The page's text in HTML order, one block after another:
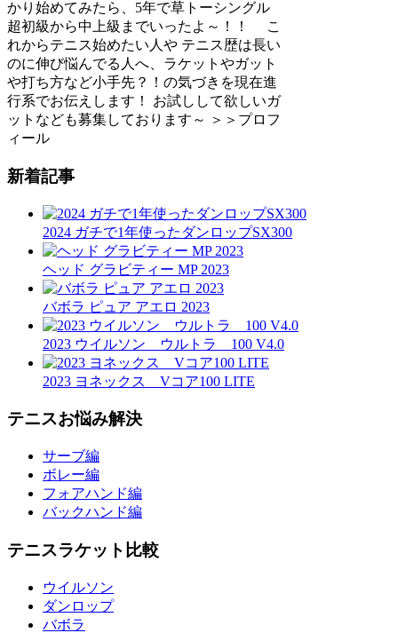
かり始めてみたら、5年で草トーシングル
超初級から中上級までいったよ～！！ こ
れからテニス始めたい人や テニス歴は長い
のに伸び悩んでる人へ、ラケットやガット
や打ち方など小手先？！の気づきを現在進
行系でお伝えします！ お試しして欲しいガ
ットなども募集しております～ ＞＞プロフ
ィール
新着記事
2024 ガチで1年使ったダンロップSX300
ヘッド グラビティー MP 2023
バボラ ピュア アエロ 2023
2023 ウイルソン ウルトラ 100 V4.0
2023 ヨネックス Vコア100 LITE
テニスお悩み解決
サーブ編
ボレー編
フォアハンド編
バックハンド編
テニスラケット比較
ウイルソン
ダンロップ
バボラ